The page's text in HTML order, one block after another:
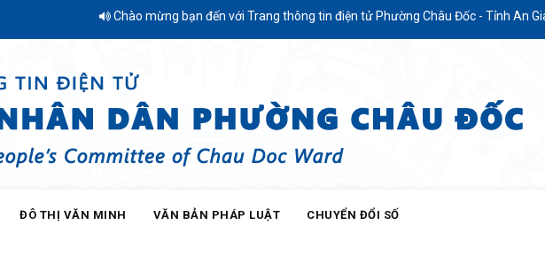
Chào mừng bạn đến với Trang thông tin điện tử Phường Châu Đốc - Tỉnh An Giang
ĐÔ THỊ VĂN MINH VĂN BẢN PHÁP LUẬT CHUYỂN ĐỔI SỐ